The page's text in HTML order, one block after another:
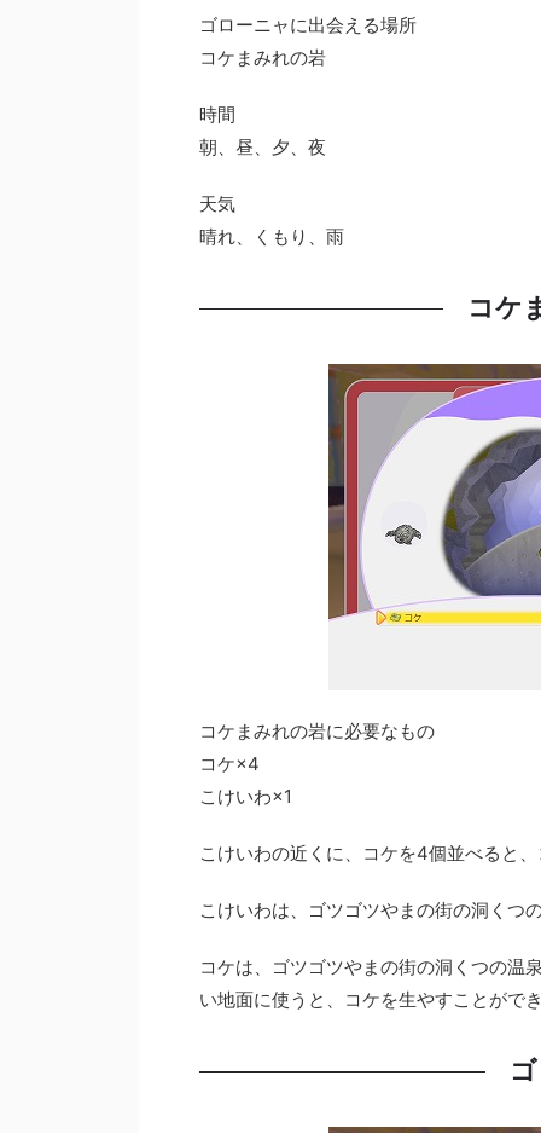
ゴローニャに出会える場所
コケまみれの岩
時間
朝、昼、夕、夜
天気
晴れ、くもり、雨
コケ
コケまみれの岩に必要なもの
コケ×4
こけいわ×1
こけいわの近くに、コケを4個並べると
こけいわは、ゴツゴツやまの街の洞くつ
コケは、ゴツゴツやまの街の洞くつの温
い地面に使うと、コケを生やすことがで